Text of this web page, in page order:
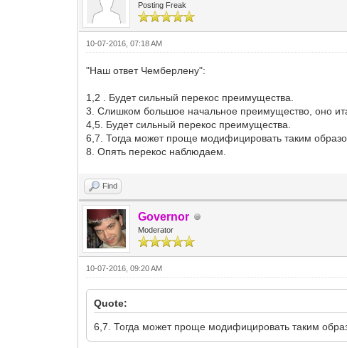
Posting Freak
10-07-2016, 07:18 AM
"Наш ответ Чемберлену":
1,2 . Будет сильный перекос преимущества.
3. Слишком большое начальное преимущество, оно
4,5. Будет сильный перекос преимущества.
6,7. Тогда может проще модифицировать таким
8. Опять перекос наблюдаем.
Find
Governor
Moderator
10-07-2016, 09:20 AM
Quote:
6,7. Тогда может проще модифицировать таким